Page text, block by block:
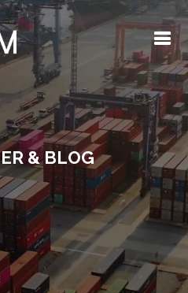
& BLOG